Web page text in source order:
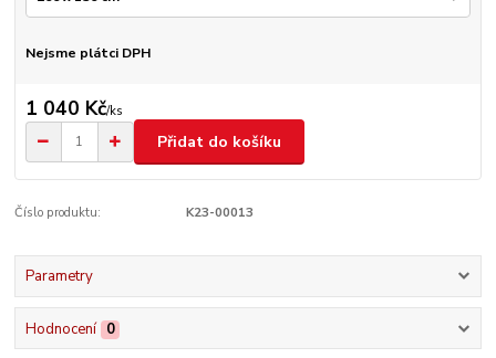
Nejsme plátci DPH
1 040 Kč/ks
Přidat do košíku
Číslo produktu: K23-00013
Parametry
Hodnocení 0